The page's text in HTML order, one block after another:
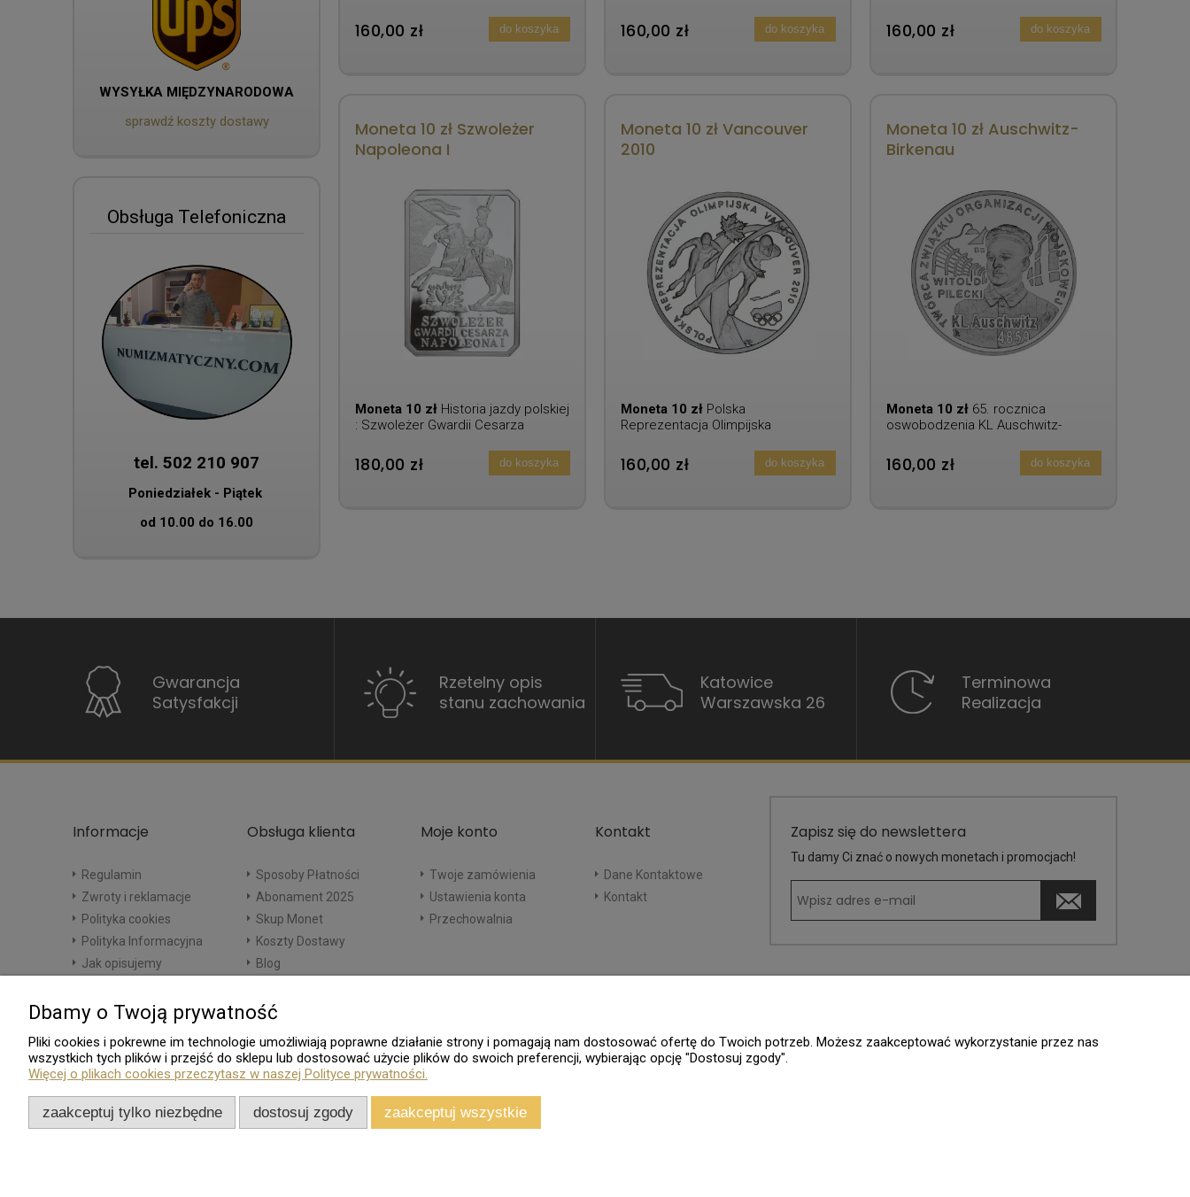
WYSYŁKA MIĘDZYNARODOWA
sprawdź koszty dostawy
Obsługa Telefoniczna
tel. 502 210 907
Poniedziałek - Piątek
od 10.00 do 16.00
160,00 zł do koszyka 160,00 zł do koszyka 160,00 zł do koszyka
Moneta 10 zł Szwoleżer
Napoleona I
Moneta 10 zł Historia jazdy polskiej
: Szwoleżer Gwardii Cesarza
180,00 zł do koszyka
Moneta 10 zł Vancouver
2010
Moneta 10 zł Polska
Reprezentacja Olimpijska
160,00 zł do koszyka
Moneta 10 zł Auschwitz-
Birkenau
Moneta 10 zł 65. rocznica
oswobodzenia KL Auschwitz-
160,00 zł do koszyka
Gwarancja
Satysfakcji
Rzetelny opis
stanu zachowania
Katowice
Warszawska 26
Terminowa
Realizacja
Informacje
Regulamin
Zwroty i reklamacje
Polityka cookies
Polityka Informacyjna
Jak opisujemy
Obsługa klienta
Sposoby Płatności
Abonament 2025
Skup Monet
Koszty Dostawy
Blog
Moje konto
Twoje zamówienia
Ustawienia konta
Przechowalnia
Kontakt
Dane Kontaktowe
Kontakt
Zapisz się do newslettera
Tu damy Ci znać o nowych monetach i promocjach!
Dbamy o Twoją prywatność
Pliki cookies i pokrewne im technologie umożliwiają poprawne działanie strony i pomagają nam dostosować ofertę do Twoich potrzeb. Możesz zaakceptować wykorzystanie przez nas
wszystkich tych plików i przejść do sklepu lub dostosować użycie plików do swoich preferencji, wybierając opcję "Dostosuj zgody".
Więcej o plikach cookies przeczytasz w naszej Polityce prywatności.
zaakceptuj tylko niezbędne dostosuj zgody zaakceptuj wszystkie